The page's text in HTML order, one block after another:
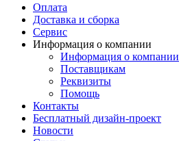
Оплата
Доставка и сборка
Сервис
Информация о компании
Информация о компании
Поставщикам
Реквизиты
Помощь
Контакты
Бесплатный дизайн-проект
Новости